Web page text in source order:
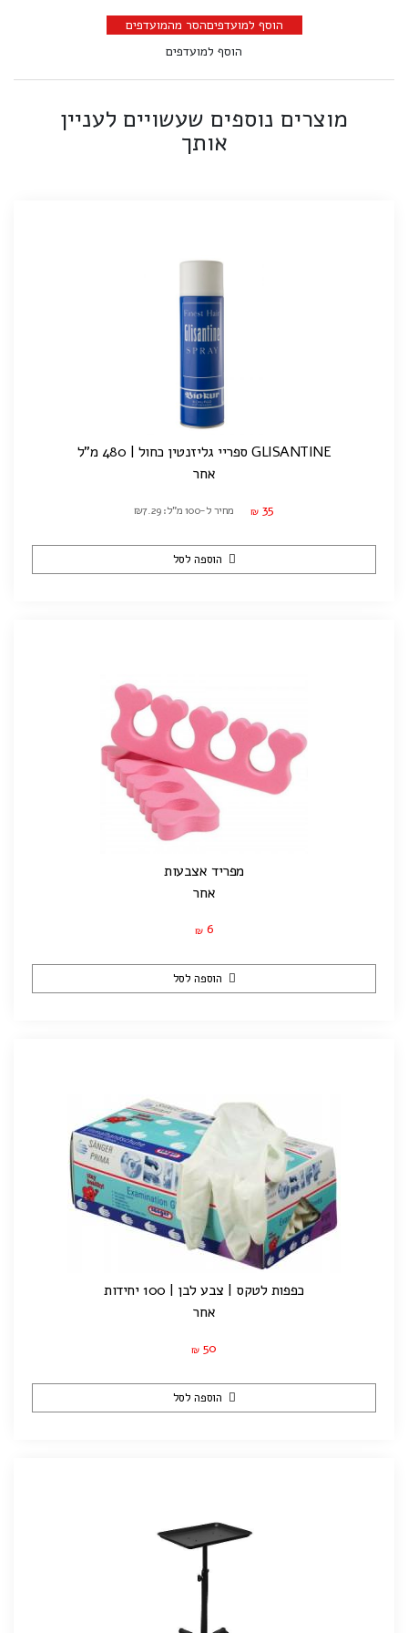
הוסף למועדפיםהסר מהמועדפים
הוסף למועדפים
מוצרים נוספים שעשויים לעניין
אותך
GLISANTINE ספריי גליזנטין כחול | 480 מ"ל
אחר
₪ 35 מחיר ל-100 מ"ל: ₪7.29
הוספה לסל
מפריד אצבעות
אחר
₪ 6
הוספה לסל
כפפות לטקס | צבע לבן | 100 יחידות
אחר
₪ 50
הוספה לסל